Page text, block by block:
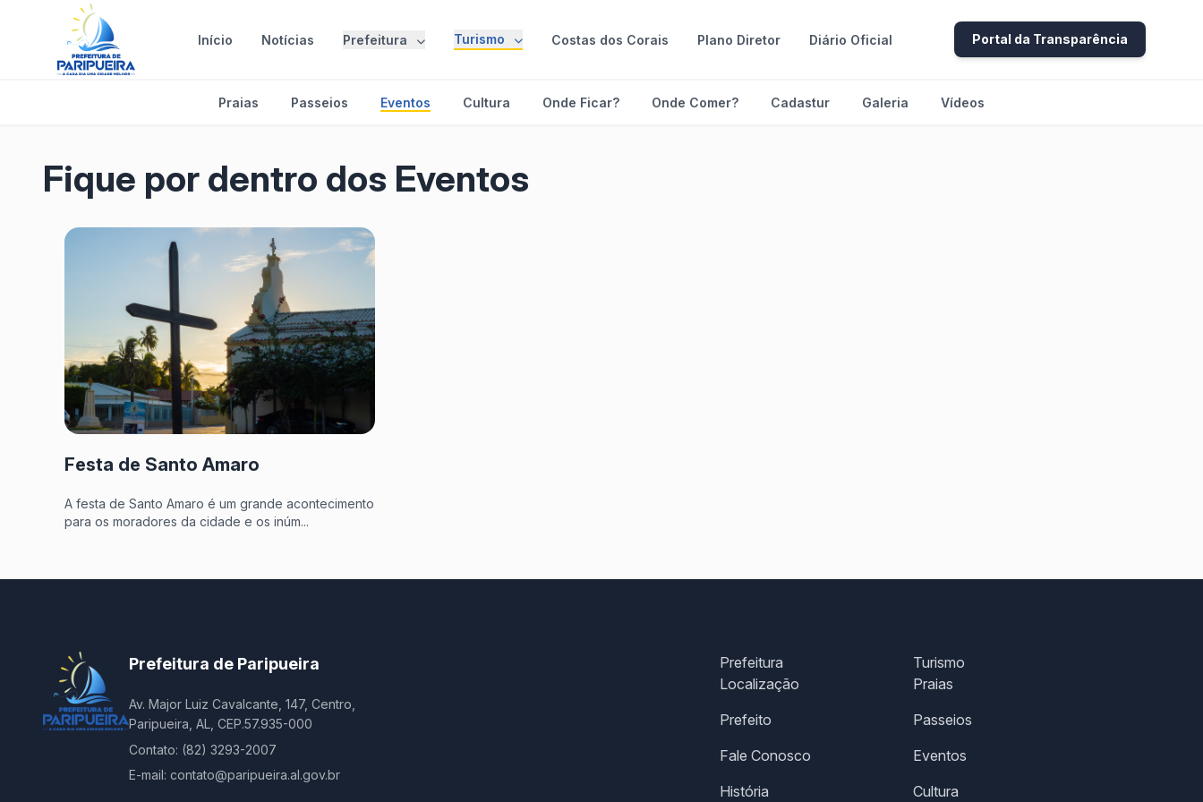
Início Notícias Prefeitura Turismo Costas dos Corais Plano Diretor Diário Oficial Portal da Transparência
Praias Passeios Eventos Cultura Onde Ficar? Onde Comer? Cadastur Galeria Vídeos
Fique por dentro dos Eventos
Festa de Santo Amaro
A festa de Santo Amaro é um grande acontecimento
para os moradores da cidade e os inúm...
Prefeitura de Paripueira
Av. Major Luiz Cavalcante, 147, Centro,
Paripueira, AL, CEP.57.935-000
Contato: (82) 3293-2007
E-mail: contato@paripueira.al.gov.br
Prefeitura
Localização
Prefeito
Fale Conosco
História
Turismo
Praias
Passeios
Eventos
Cultura